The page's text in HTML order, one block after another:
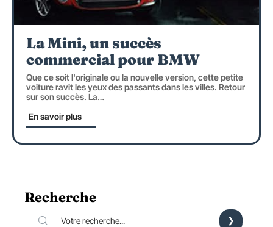
La Mini, un succès
commercial pour BMW
Que ce soit l'originale ou la nouvelle version, cette petite
voiture ravit les yeux des passants dans les villes. Retour
sur son succès. La…
En savoir plus
Recherche